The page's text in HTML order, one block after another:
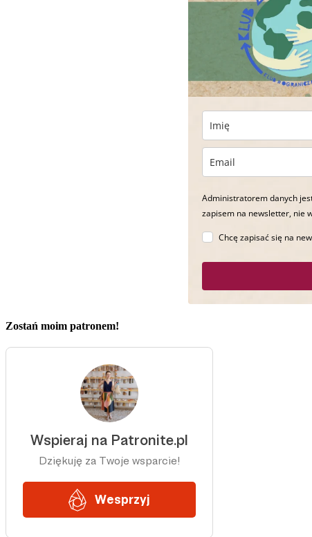
Administratorem danych
zapisem na newsletter, nie
Chcę zapisać się na
Zostań moim patronem!